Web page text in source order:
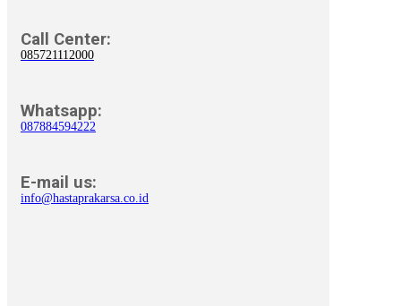
Call Center:
085721112000
Whatsapp:
087884594222
E-mail us:
info@hastaprakarsa.co.id